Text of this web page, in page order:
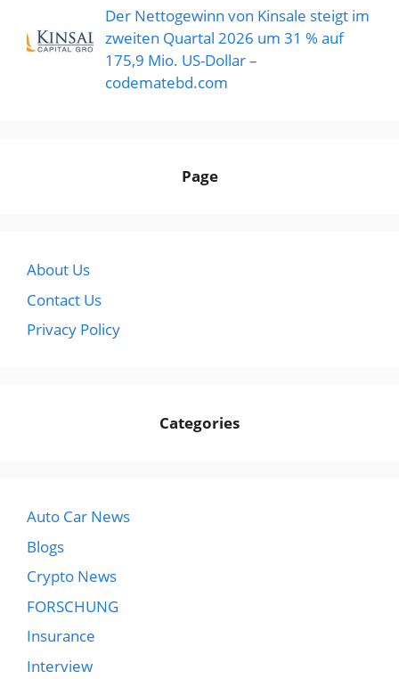
Der Nettogewinn von Kinsale steigt im
zweiten Quartal 2026 um 31 % auf
175,9 Mio. US-Dollar –
codematebd.com
Page
About Us
Contact Us
Privacy Policy
Categories
Auto Car News
Blogs
Crypto News
FORSCHUNG
Insurance
Interview